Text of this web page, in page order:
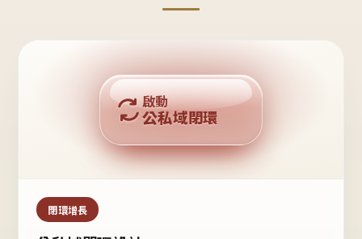
公域流量
私域鐵粉
回購複利
啟動
公私域閉環
閉環增長